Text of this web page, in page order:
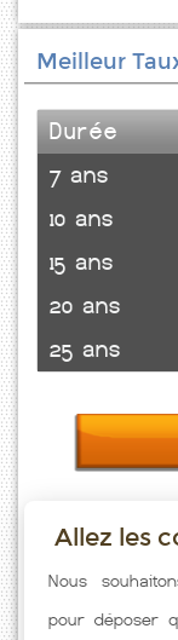
Meilleur
Durée
7 ans
10 ans
15 ans
20 ans
25 ans
Taux emprunt
Immobilier
hors assurance.
Allez les
Nous
pour déposer